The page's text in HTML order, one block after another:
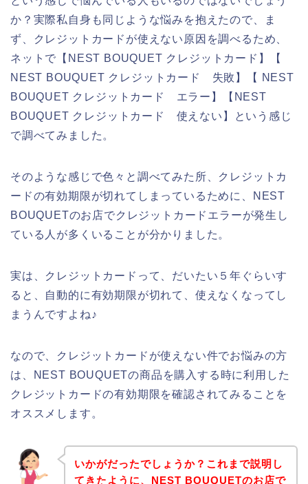
か？実際私自身も同じような悩みを抱えたので、ま
ず、クレジットカードが使えない原因を調べるため、
ネットで【NEST BOUQUET クレジットカード】【
NEST BOUQUET クレジットカード 失敗】【 NEST
BOUQUET クレジットカード エラー】【NEST
BOUQUET クレジットカード 使えない】という感じ
で調べてみました。
そのような感じで色々と調べてみた所、クレジットカ
ードの有効期限が切れてしまっているために、NEST
BOUQUETのお店でクレジットカードエラーが発生し
ている人が多くいることが分かりました。
実は、クレジットカードって、だいたい５年ぐらいす
ると、自動的に有効期限が切れて、使えなくなってし
まうんですよね♪
なので、クレジットカードが使えない件でお悩みの方
は、NEST BOUQUETの商品を購入する時に利用した
クレジットカードの有効期限を確認されてみることを
オススメします。
いかがだったでしょうか？これまで説明し
てきたように、NEST BOUQUETのお店で